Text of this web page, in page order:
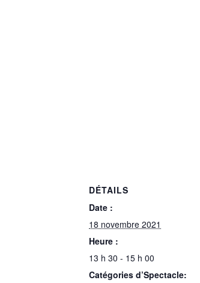
DÉTAILS
Date :
18 novembre 2021
Heure :
13 h 30 - 15 h 00
Catégories d’Spectacle: